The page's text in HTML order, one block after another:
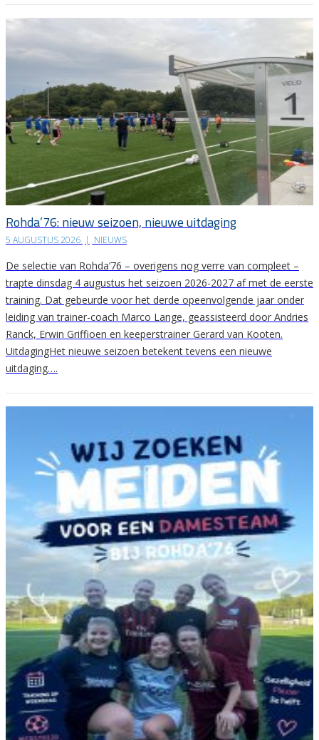
Rohda’76: nieuw seizoen, nieuwe uitdaging
5 AUGUSTUS 2026 | NIEUWS
De selectie van Rohda’76 – overigens nog verre van compleet –
trapte dinsdag 4 augustus het seizoen 2026-2027 af met de eerste
training. Dat gebeurde voor het derde opeenvolgende jaar onder
leiding van trainer-coach Marco Lange, geassisteerd door Andries
Ranck, Erwin Griffioen en keeperstrainer Gerard van Kooten.
UitdagingHet nieuwe seizoen betekent tevens een nieuwe
uitdaging….